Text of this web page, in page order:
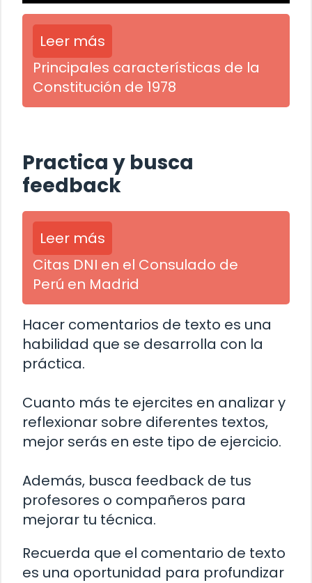
Leer más
Principales características de la
Constitución de 1978
Practica y busca
feedback
Leer más
Citas DNI en el Consulado de
Perú en Madrid
Hacer comentarios de texto es una
habilidad que se desarrolla con la
práctica.
Cuanto más te ejercites en analizar y
reflexionar sobre diferentes textos,
mejor serás en este tipo de ejercicio.
Además, busca feedback de tus
profesores o compañeros para
mejorar tu técnica.
Recuerda que el comentario de texto
es una oportunidad para profundizar